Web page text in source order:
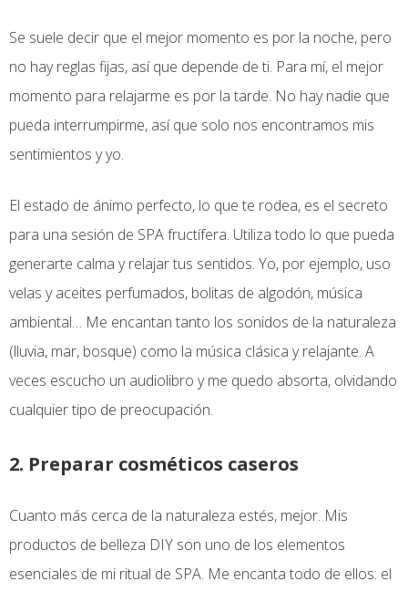
Se suele decir que el mejor momento es por la noche, pero
no hay reglas fijas, así que depende de ti. Para mí, el mejor
momento para relajarme es por la tarde. No hay nadie que
pueda interrumpirme, así que solo nos encontramos mis
sentimientos y yo.
El estado de ánimo perfecto, lo que te rodea, es el secreto
para una sesión de SPA fructífera. Utiliza todo lo que pueda
generarte calma y relajar tus sentidos. Yo, por ejemplo, uso
velas y aceites perfumados, bolitas de algodón, música
ambiental… Me encantan tanto los sonidos de la naturaleza
(lluvia, mar, bosque) como la música clásica y relajante. A
veces escucho un audiolibro y me quedo absorta, olvidando
cualquier tipo de preocupación.
2. Preparar cosméticos caseros
Cuanto más cerca de la naturaleza estés, mejor. Mis
productos de belleza DIY son uno de los elementos
esenciales de mi ritual de SPA. Me encanta todo de ellos: el